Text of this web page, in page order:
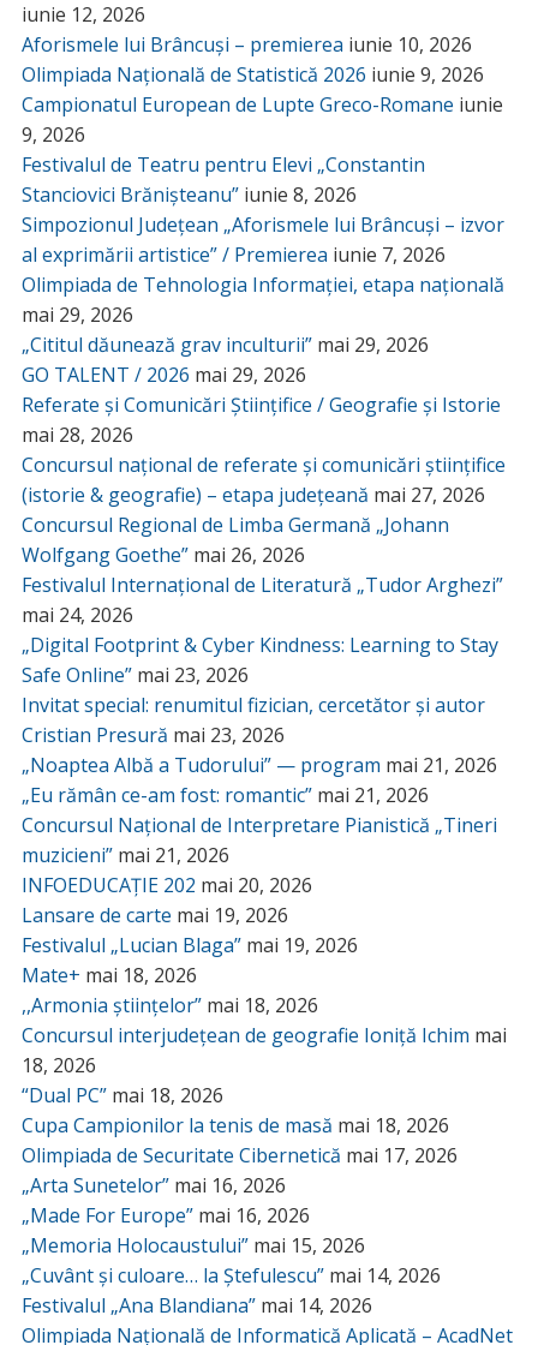
iunie 12, 2026
Aforismele lui Brâncuși – premierea iunie 10, 2026
Olimpiada Națională de Statistică 2026 iunie 9, 2026
Campionatul European de Lupte Greco-Romane iunie
9, 2026
Festivalul de Teatru pentru Elevi „Constantin
Stanciovici Brănișteanu” iunie 8, 2026
Simpozionul Județean „Aforismele lui Brâncuși – izvor
al exprimării artistice” / Premierea iunie 7, 2026
Olimpiada de Tehnologia Informației, etapa națională
mai 29, 2026
„Cititul dăunează grav inculturii” mai 29, 2026
GO TALENT / 2026 mai 29, 2026
Referate și Comunicări Științifice / Geografie și Istorie
mai 28, 2026
Concursul național de referate și comunicări științifice
(istorie & geografie) – etapa județeană mai 27, 2026
Concursul Regional de Limba Germană „Johann
Wolfgang Goethe” mai 26, 2026
Festivalul Internațional de Literatură „Tudor Arghezi”
mai 24, 2026
„Digital Footprint & Cyber Kindness: Learning to Stay
Safe Online” mai 23, 2026
Invitat special: renumitul fizician, cercetător și autor
Cristian Presură mai 23, 2026
„Noaptea Albă a Tudorului” — program mai 21, 2026
„Eu rămân ce-am fost: romantic” mai 21, 2026
Concursul Național de Interpretare Pianistică „Tineri
muzicieni” mai 21, 2026
INFOEDUCAȚIE 202 mai 20, 2026
Lansare de carte mai 19, 2026
Festivalul „Lucian Blaga” mai 19, 2026
Mate+ mai 18, 2026
,,Armonia științelor” mai 18, 2026
Concursul interjudețean de geografie Ioniță Ichim mai
18, 2026
“Dual PC” mai 18, 2026
Cupa Campionilor la tenis de masă mai 18, 2026
Olimpiada de Securitate Cibernetică mai 17, 2026
„Arta Sunetelor” mai 16, 2026
„Made For Europe” mai 16, 2026
„Memoria Holocaustului” mai 15, 2026
„Cuvânt și culoare… la Ștefulescu” mai 14, 2026
Festivalul „Ana Blandiana” mai 14, 2026
Olimpiada Națională de Informatică Aplicată – AcadNet